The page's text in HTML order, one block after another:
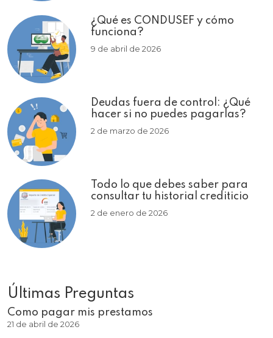
¿Qué es CONDUSEF y cómo
funciona?
9 de abril de 2026
Deudas fuera de control: ¿Qué
hacer si no puedes pagarlas?
2 de marzo de 2026
Todo lo que debes saber para
consultar tu historial crediticio
2 de enero de 2026
Últimas Preguntas
Como pagar mis prestamos
21 de abril de 2026